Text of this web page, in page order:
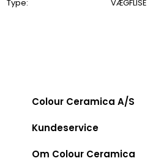
Type:
VÆGFLISE
Colour Ceramica A/S
Kundeservice
Om Colour Ceramica